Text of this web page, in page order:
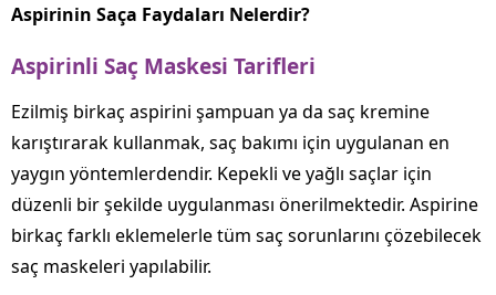
Aspirinin Saça Faydaları Nelerdir?
Aspirinli Saç Maskesi Tarifleri
Ezilmiş birkaç aspirini şampuan ya da saç kremine
karıştırarak kullanmak, saç bakımı için uygulanan en
yaygın yöntemlerdendir. Kepekli ve yağlı saçlar için
düzenli bir şekilde uygulanması önerilmektedir. Aspirine
birkaç farklı eklemelerle tüm saç sorunlarını çözebilecek
saç maskeleri yapılabilir.